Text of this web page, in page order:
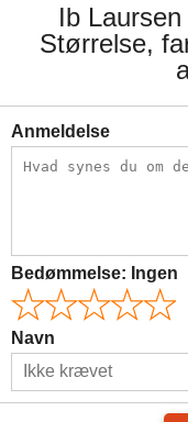
Ib
Størrelse,
Anmeldelse
Bedømmelse: Ingen
Navn